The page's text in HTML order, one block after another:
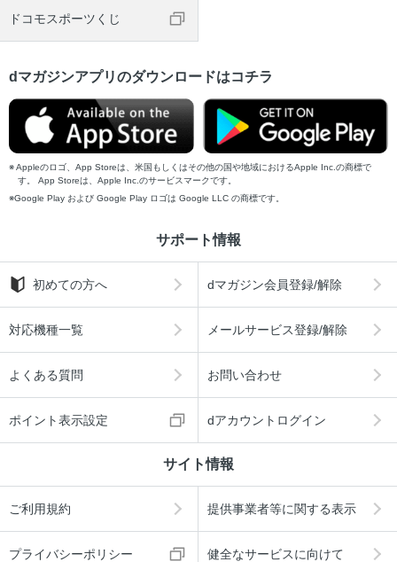
ドコモスポーツくじ
dマガジンアプリのダウンロードはコチラ
Appleのロゴ、App Storeは、米国もしくはその他の国や地域におけるApple Inc.の商標で
す。 App Storeは、Apple Inc.のサービスマークです。
Google Play および Google Play ロゴは Google LLC の商標です。
サポート情報
初めての方へ dマガジン会員登録/解除
対応機種一覧 メールサービス登録/解除
よくある質問 お問い合わせ
ポイント表示設定 dアカウントログイン
サイト情報
ご利用規約 提供事業者等に関する表示
プライバシーポリシー 健全なサービスに向けて